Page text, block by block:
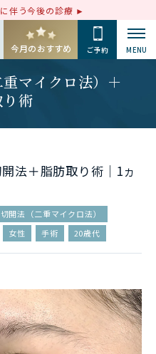
伴う今後の診療
今月のおすすめ ご予約 MENU
マイクロ法）＋
術
法＋脂肪取り術｜1ヵ
開法（二重マイクロ法）
女性 手術 20歳代